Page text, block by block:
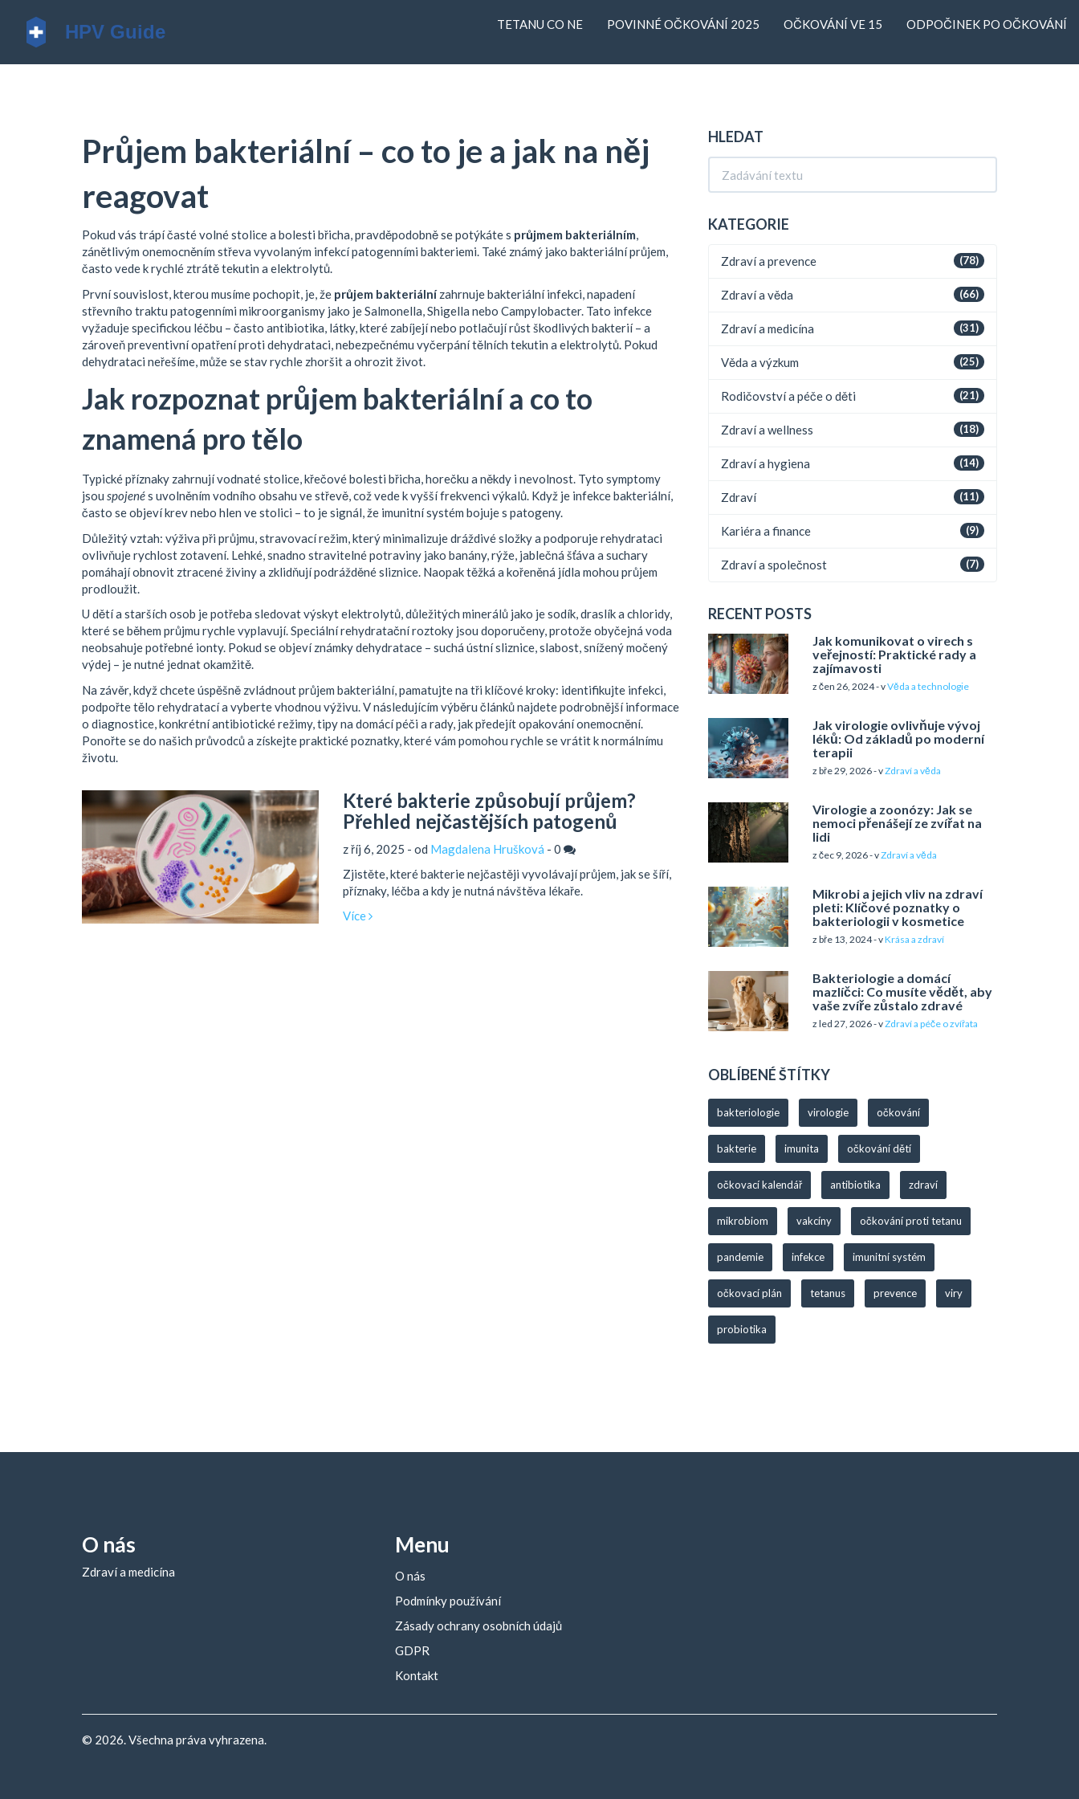
TETANU CO NE POVINNÉ OČKOVÁNÍ 2025 OČKOVÁNÍ VE 15 ODPOČINEK PO OČKOVÁNÍ
Průjem bakteriální – co to je a jak na něj
reagovat
Pokud vás trápí časté volné stolice a bolesti břicha, pravděpodobně se potýkáte s průjmem bakteriálním,
zánětlivým onemocněním střeva vyvolaným infekcí patogenními bakteriemi. Také známý jako bakteriální průjem,
často vede k rychlé ztrátě tekutin a elektrolytů.
První souvislost, kterou musíme pochopit, je, že průjem bakteriálnízahrnujebakteriální infekci napadení
střevního traktu patogenními mikroorganismy jako je Salmonella, Shigella nebo Campylobacter. Tato infekce
vyžaduje specifickou léčbu – často antibiotika látky, které zabíjejí nebo potlačují růst škodlivých bakterií– a
zároveň preventivní opatření proti dehydrataci nebezpečnému vyčerpání tělních tekutin a elektrolytů . Pokud
dehydrataci neřešíme, může se stav rychle zhoršit a ohrozit život.
Jak rozpoznat průjem bakteriální a co to
znamená pro tělo
Typické příznaky zahrnují vodnaté stolice, křečové bolesti břicha, horečku a někdy i nevolnost. Tyto symptomy
jsou spojenés uvolněním vodního obsahu ve střevě, což vede k vyšší frekvenci výkalů. Když je infekce bakteriální,
často se objeví krev nebo hlen ve stolici – to je signál, že imunitní systém bojuje s patogeny.
Důležitý vztah: výživa při průjmu stravovací režim, který minimalizuje dráždivé složky a podporuje rehydrataci
ovlivňuje rychlost zotavení. Lehké, snadno stravitelné potraviny jako banány, rýže, jablečná šťáva a suchary
pomáhají obnovit ztracené živiny a zklidňují podrážděné sliznice. Naopak těžká a kořeněná jídla mohou průjem
prodloužit.
U dětí a starších osob je potřeba sledovat výskytelektrolytů,důležitých minerálů jako je sodík, draslík a chloridy,
které se během průjmu rychle vyplavují. Speciální rehydratační roztoky jsou doporučeny, protože obyčejná voda
neobsahuje potřebné ionty. Pokud se objeví známky dehydratace – suchá ústní sliznice, slabost, snížený močený
výdej – je nutné jednat okamžitě.
Na závěr, když chcete úspěšně zvládnout průjem bakteriální, pamatujte na tři klíčové kroky: identifikujte infekci,
podpořte tělo rehydratací a vyberte vhodnou výživu. V následujícím výběru článků najdete podrobnější informace
o diagnostice, konkrétní antibiotické režimy, tipy na domácí péči a rady, jak předejít opakování onemocnění.
Ponořte se do našich průvodců a získejte praktické poznatky, které vám pomohou rychle se vrátit k normálnímu
životu.
Které bakterie způsobují průjem?
Přehled nejčastějších patogenů
z říj 6, 2025 - od Magdalena Hrušková - 0
Zjistěte, které bakterie nejčastěji vyvolávají průjem, jak se šíří,
příznaky, léčba a kdy je nutná návštěva lékaře.
Více
HLEDAT
KATEGORIE
(78)
Zdraví a prevence
(66)
Zdraví a věda
(31)
Zdraví a medicína
(25)
Věda a výzkum
(21)
Rodičovství a péče o děti
(18)
Zdraví a wellness
(14)
Zdraví a hygiena
(11)
Zdraví
(9)
Kariéra a finance
(7)
Zdraví a společnost
RECENT POSTS
Jak komunikovat o virech s
veřejností: Praktické rady a
zajímavosti
z čen 26, 2024 - vVěda a technologie
Jak virologie ovlivňuje vývoj
léků: Od základů po moderní
terapii
z bře 29, 2026 - vZdraví a věda
Virologie a zoonózy: Jak se
nemoci přenášejí ze zvířat na
lidi
z čec 9, 2026 - vZdraví a věda
Mikrobi a jejich vliv na zdraví
pleti: Klíčové poznatky o
bakteriologii v kosmetice
z bře 13, 2024 - vKrása a zdraví
Bakteriologie a domácí
mazlíčci: Co musíte vědět, aby
vaše zvíře zůstalo zdravé
z led 27, 2026 - vZdraví a péče o zvířata
OBLÍBENÉ ŠTÍTKY
bakteriologie virologie očkování
bakterie imunita očkování dětí
očkovací kalendář antibiotika zdraví
mikrobiom vakcíny očkování proti tetanu
pandemie infekce imunitní systém
očkovací plán tetanus prevence viry
probiotika
O nás
Zdraví a medicína
Menu
O nás
Podmínky používání
Zásady ochrany osobních údajů
GDPR
Kontakt
© 2026. Všechna práva vyhrazena.